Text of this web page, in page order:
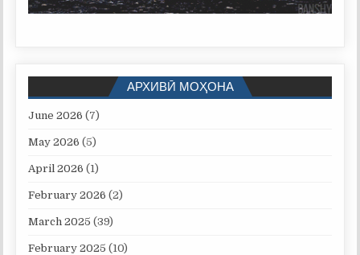
АРХИВӢ МОҲОНА
June 2026 (7)
May 2026 (5)
April 2026 (1)
February 2026 (2)
March 2025 (39)
February 2025 (10)